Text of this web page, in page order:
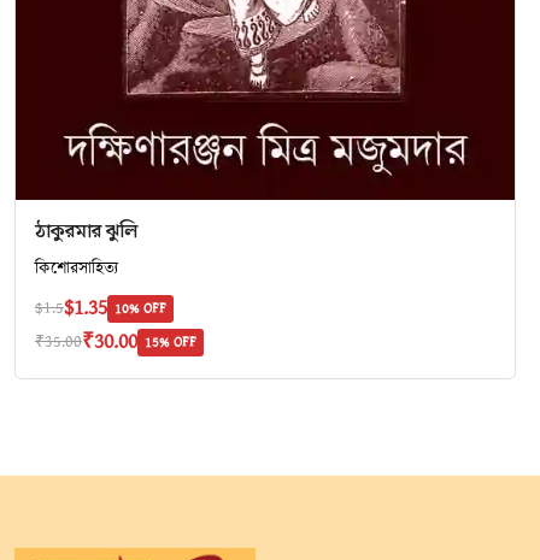
ঠাকুরমার ঝুলি
কিশোরসাহিত্য
$1.5$1.35 10% OFF
₹35.00₹30.00 15% OFF